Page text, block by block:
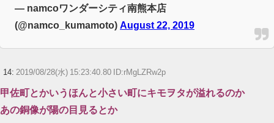
— namcoワンダーシティ南熊本店
(@namco_kumamoto) August 22, 2019
14: 2019/08/28(水) 15:23:40.80 ID:rMgLZRw2p
甲佐町とかいうほんと小さい町にキモヲタが溢れるのか
あの銅像が陽の目見るとか